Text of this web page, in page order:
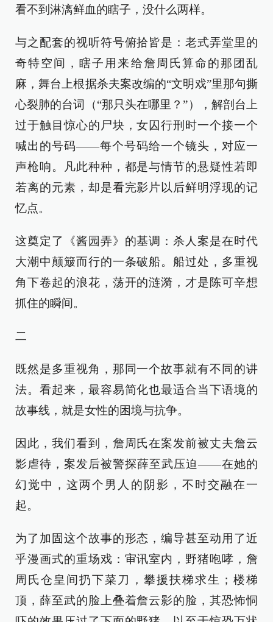
看不到淋漓鲜血的瞎子，没什么两样。
与之配套的视听符号俯拾皆是：老式弄堂里的
奇特空间，瞎子用来给詹周氏算命的那团乱
麻，舞台上根据杀夫案改编的“文明戏”里那句撕
心裂肺的台词（“那只头在哪里？”），解剖台上
过于触目惊心的尸块，女囚行刑时一个接一个
喊出的号码——每个号码给一个镜头，对应一
声枪响。凡此种种，都是与情节的悬疑性若即
若离的元素，却是看完影片以后鲜明浮现的记
忆点。
这奠定了《酱园弄》的基调：杀人案是在时代
大潮中颠簸而行的一条破船。船过处，多重视
角下卷起的浪花，荡开的涟漪，才是陈可辛想
抓住的瞬间。
二
既然是多重视角，那同一个故事就有不同的讲
法。看起来，最容易简化也最适合当下语境的
故事线，就是女性的困境与抗争。
因此，我们看到，詹周氏在案发前被丈夫詹云
影虐待，案发后被警探薛至武压迫——在她的
幻觉中，这两个男人的阴影，不时交融在一
起。
为了加固这个故事的形态，编导甚至动用了近
乎漫画式的重场戏：审讯室内，野猪咆哮，詹
周氏仓皇间扔下菜刀，攀援扶梯求生；楼梯
顶，薛至武的脸上叠着詹云影的脸，其恐怖恫